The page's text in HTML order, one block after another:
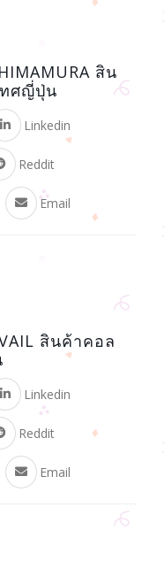
สิน
ศญี่ปุ่น
Linkedin
Reddit
Email
สินค้าคอล
Linkedin
Reddit
Email